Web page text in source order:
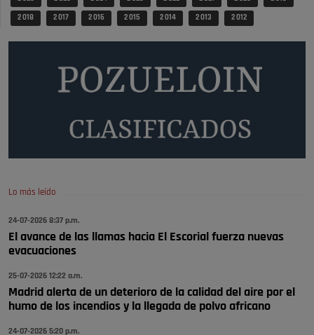
Será amigo de alguien importante...en el Congreso, Senado, en la
🔴 EXCLUSIVA | El comisario de la …
Pozuelo de Alarcón
🔴 EXCLUSIVA | El comisario de la …
Pozuelo de Alarcón
Y ese quien es, apenas se ven patrullas en la estación, como si se van
todos, no vamos a notar …
Pozuelo de Alarcón
🔴 EXCLUSIVA | El comisario de la …
2 018 2 017 2 016 2 015 2 014 2 013 2 012
Lo más leído
24-07-2026 8:37 p.m.
El avance de las llamas hacia El Escorial fuerza nuevas
evacuaciones
25-07-2026 12:22 a.m.
Madrid alerta de un deterioro de la calidad del aire por el
humo de los incendios y la llegada de polvo africano
24-07-2026 5:20 p.m.